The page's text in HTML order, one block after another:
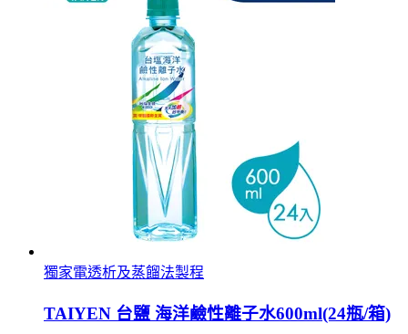
獨家電透析及蒸餾法製程
TAIYEN 台鹽 海洋鹼性離子水600ml(24瓶/箱)